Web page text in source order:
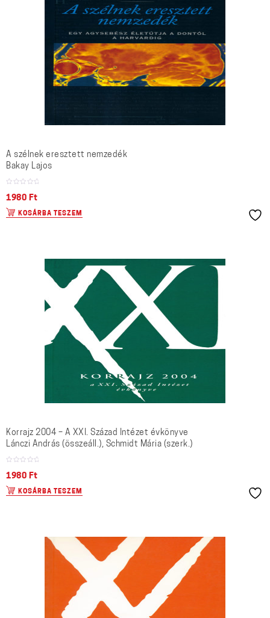
A szélnek eresztett nemzedék
Bakay Lajos
1980 Ft
KOSÁRBA TESZEM
Korrajz 2004 – A XXI. Század Intézet évkönyve
Lánczi András (összeáll.), Schmidt Mária (szerk.)
1980 Ft
KOSÁRBA TESZEM